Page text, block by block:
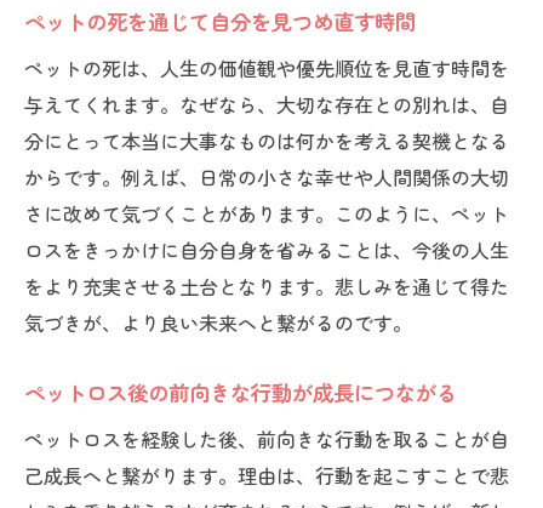
ペットの死を通じて自分を見つめ直す時間
ペットの死は、人生の価値観や優先順位を見直す時間を
与えてくれます。なぜなら、大切な存在との別れは、自
分にとって本当に大事なものは何かを考える契機となる
からです。例えば、日常の小さな幸せや人間関係の大切
さに改めて気づくことがあります。このように、ペット
ロスをきっかけに自分自身を省みることは、今後の人生
をより充実させる土台となります。悲しみを通じて得た
気づきが、より良い未来へと繋がるのです。
ペットロス後の前向きな行動が成長につながる
ペットロスを経験した後、前向きな行動を取ることが自
己成長へと繋がります。理由は、行動を起こすことで悲